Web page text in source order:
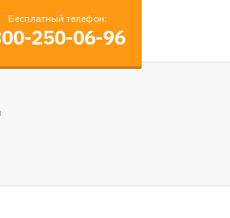
Бесплатный телефон:
250-06-96